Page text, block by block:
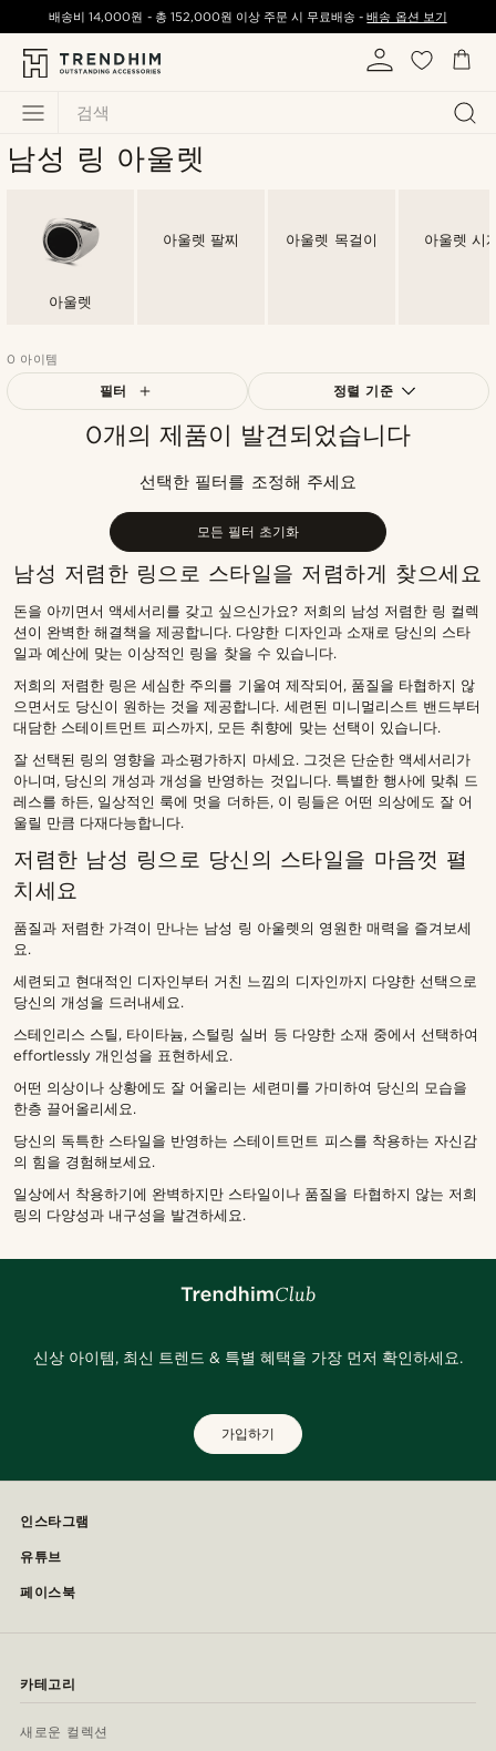
검색
배송비14,000원 - 총 152,000원 이상 주문 시 무료배송 -배송 옵션 보기
남성 링 아울렛
아울렛
아울렛 팔찌 아울렛 목걸이 아울렛 시
0 아이템
필터 정렬 기준
가장 인기 있는
낮은가격순
높은가격순
0개의 제품이 발견되었습니다
선택한 필터를 조정해 주세요
모든 필터 초기화
남성 저렴한 링으로 스타일을 저렴하게 찾으세요
돈을 아끼면서 액세서리를 갖고 싶으신가요? 저희의 남성 저렴한 링 컬렉
션이 완벽한 해결책을 제공합니다. 다양한 디자인과 소재로 당신의 스타
일과 예산에 맞는 이상적인 링을 찾을 수 있습니다.
저희의 저렴한 링은 세심한 주의를 기울여 제작되어, 품질을 타협하지 않
으면서도 당신이 원하는 것을 제공합니다. 세련된 미니멀리스트 밴드부터
대담한 스테이트먼트 피스까지, 모든 취향에 맞는 선택이 있습니다.
잘 선택된 링의 영향을 과소평가하지 마세요. 그것은 단순한 액세서리가
아니며, 당신의 개성과 개성을 반영하는 것입니다. 특별한 행사에 맞춰 드
레스를 하든, 일상적인 룩에 멋을 더하든, 이 링들은 어떤 의상에도 잘 어
울릴 만큼 다재다능합니다.
저렴한 남성 링으로 당신의 스타일을 마음껏 펼
치세요
품질과 저렴한 가격이 만나는 남성 링 아울렛의 영원한 매력을 즐겨보세
요.
세련되고 현대적인 디자인부터 거친 느낌의 디자인까지 다양한 선택으로
당신의 개성을 드러내세요.
스테인리스 스틸, 타이타늄, 스털링 실버 등 다양한 소재 중에서 선택하여
effortlessly 개인성을 표현하세요.
어떤 의상이나 상황에도 잘 어울리는 세련미를 가미하여 당신의 모습을
한층 끌어올리세요.
당신의 독특한 스타일을 반영하는 스테이트먼트 피스를 착용하는 자신감
의 힘을 경험해보세요.
일상에서 착용하기에 완벽하지만 스타일이나 품질을 타협하지 않는 저희
링의 다양성과 내구성을 발견하세요.
신상 아이템, 최신 트렌드 & 특별 혜택을 가장 먼저 확인하세요.
가입하기
인스타그램
유튜브
페이스북
카테고리
새로운 컬렉션